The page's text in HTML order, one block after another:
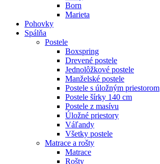
Born
Marieta
Pohovky
Spálňa
Postele
Boxspring
Drevené postele
Jednolôžkové postele
Manželské postele
Postele s úložným priestorom
Postele šírky 140 cm
Postele z masívu
Úložné priestory
Váľandy
Všetky postele
Matrace a rošty
Matrace
Rošty